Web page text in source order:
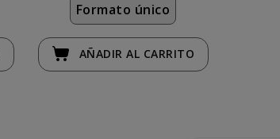
Formato único
AÑADIRAL CARRITO